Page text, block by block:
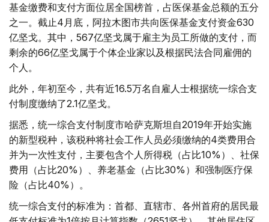
基金缴费和支付方面位居全国榜首，占医保基金总额的五分
之一。截止4月底，阿拉木图市共向医保基金支付资金630
亿坚戈。其中，567亿坚戈属于雇主为员工所做的支付，而
剩余的66亿坚戈属于个体企业家以及根据民法合同雇佣的
个人。
此外，年初至今，共有近16.5万名自雇人士根据统一综合支
付制度缴纳了2.1亿坚戈。
据悉，统一综合支付制度市哈萨克斯坦自2019年开始实施
的新型税种，该税种将社会工作人员必须缴纳的4类费用合
并为一次性支付，主要包含个人所得税（占比10%）、社保
费用（占比20%）、养老基金（占比30%）和强制医疗保
险（占比40%）。
统一综合支付的标准为：首都、直辖市、各州首府的居民最